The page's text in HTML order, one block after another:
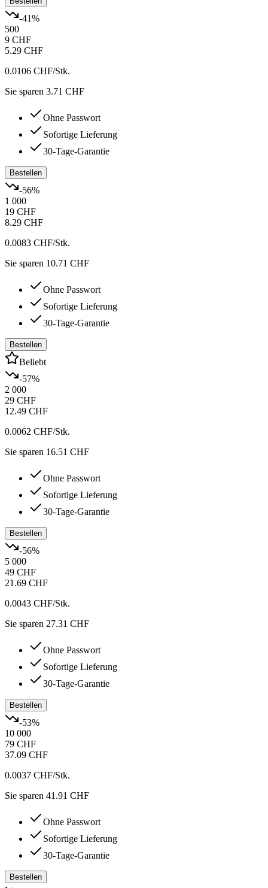
-41%
500
9 CHF
5.29 CHF
0.0106 CHF/Stk.
Sie sparen 3.71 CHF
Ohne Passwort
Sofortige Lieferung
30-Tage-Garantie
Bestellen
-56%
1 000
19 CHF
8.29 CHF
0.0083 CHF/Stk.
Sie sparen 10.71 CHF
Ohne Passwort
Sofortige Lieferung
30-Tage-Garantie
Bestellen
Beliebt
-57%
2 000
29 CHF
12.49 CHF
0.0062 CHF/Stk.
Sie sparen 16.51 CHF
Ohne Passwort
Sofortige Lieferung
30-Tage-Garantie
Bestellen
-56%
5 000
49 CHF
21.69 CHF
0.0043 CHF/Stk.
Sie sparen 27.31 CHF
Ohne Passwort
Sofortige Lieferung
30-Tage-Garantie
Bestellen
-53%
10 000
79 CHF
37.09 CHF
0.0037 CHF/Stk.
Sie sparen 41.91 CHF
Ohne Passwort
Sofortige Lieferung
30-Tage-Garantie
Bestellen